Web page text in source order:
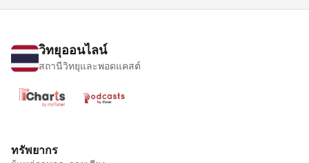
วิทยุออนไลน์
สถานีวิทยุและพอดแคสต์
ทรัพยากร